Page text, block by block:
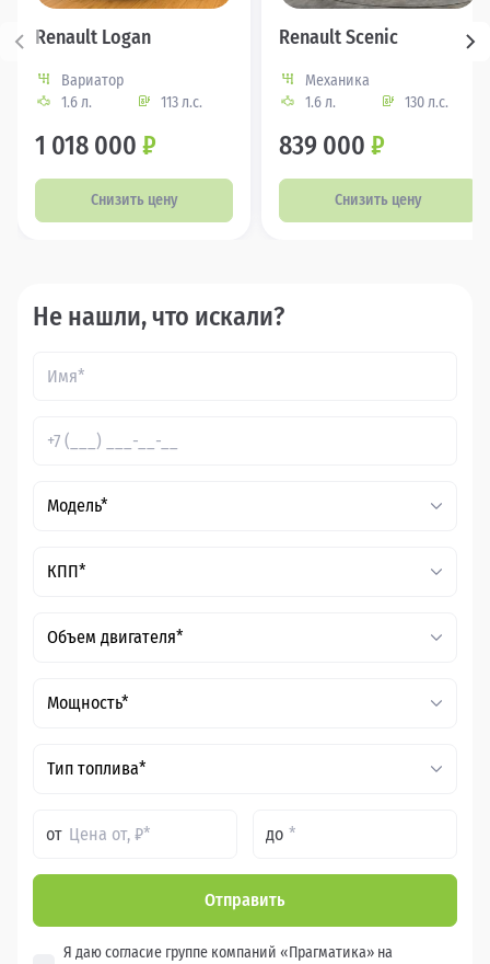
Renault Logan
Вариатор
1.6 л.
113 л.с.
1 018 000 ₽
Снизить цену
Renault Scenic
Механика
1.6 л.
130 л.с.
839 000 ₽
Снизить цену
Не нашли, что искали?
Модель*
КПП*
Объем двигателя*
Мощность*
Тип топлива*
от до
Отправить
Я даю согласие группе компаний «Прагматика» на